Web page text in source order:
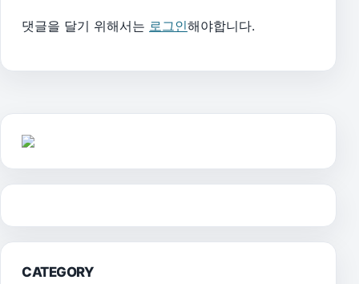
댓글을 달기 위해서는 로그인해야합니다.
CATEGORY